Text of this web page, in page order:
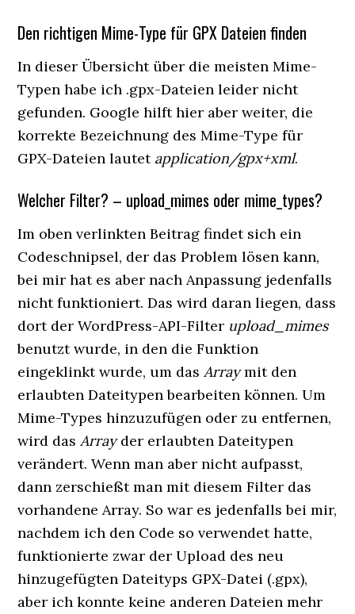
Den richtigen Mime-Type für GPX Dateien finden
In dieser Übersicht über die meisten Mime-
Typen habe ich .gpx-Dateien leider nicht
gefunden. Google hilft hier aber weiter, die
korrekte Bezeichnung des Mime-Type für
GPX-Dateien lautet application/gpx+xml.
Welcher Filter? – upload_mimes oder mime_types?
Im oben verlinkten Beitrag findet sich ein
Codeschnipsel, der das Problem lösen kann,
bei mir hat es aber nach Anpassung jedenfalls
nicht funktioniert. Das wird daran liegen, dass
dort der WordPress-API-Filter upload_mimes
benutzt wurde, in den die Funktion
eingeklinkt wurde, um dasArraymit den
erlaubten Dateitypen bearbeiten können. Um
Mime-Types hinzuzufügen oder zu entfernen,
wird dasArrayder erlaubten Dateitypen
verändert. Wenn man aber nicht aufpasst,
dann zerschießt man mit diesem Filter das
vorhandene Array. So war es jedenfalls bei mir,
nachdem ich den Code so verwendet hatte,
funktionierte zwar der Upload des neu
hinzugefügten Dateityps GPX-Datei (.gpx),
aber ich konnte keine anderen Dateien mehr